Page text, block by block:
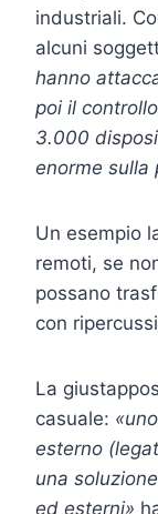
industriali.
alcuni
hanno
poi il
3.000
enorme sulla
Un esempio
remoti, se
possano
con
La
casuale:
esterno
una
ed esterni»